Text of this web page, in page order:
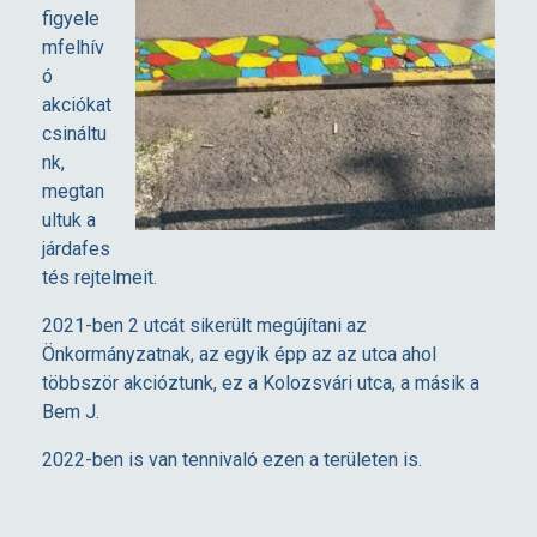
figyele
mfelhív
ó
akciókat
csináltu
nk,
megtan
ultuk a
járdafes
tés rejtelmeit.
2021-ben 2 utcát sikerült megújítani az
Önkormányzatnak, az egyik épp az az utca ahol
többször akcióztunk, ez a Kolozsvári utca, a másik a
Bem J.
2022-ben is van tennivaló ezen a területen is.